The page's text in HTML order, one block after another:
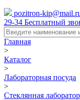
pozitron-
29-34 Бесплатный
Главная
>
Каталог
>
Лабораторная посуда
>
Стеклянная